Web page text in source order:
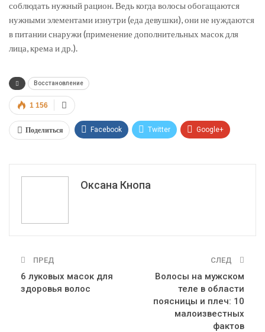
соблюдать нужный рацион. Ведь когда волосы обогащаются
нужными элементами изнутри (еда девушки), они не нуждаются
в питании снаружи (применение дополнительных масок для
лица, крема и др.).
Восстановление
1 156
Поделиться Facebook Twitter Google+
Оксана Кнопа
ПРЕД
6 луковых масок для
здоровья волос
СЛЕД
Волосы на мужском
теле в области
поясницы и плеч: 10
малоизвестных
фактов